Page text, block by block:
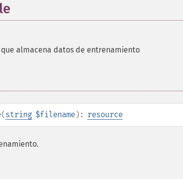
almacena datos de entrenamiento
(string $filename): resource